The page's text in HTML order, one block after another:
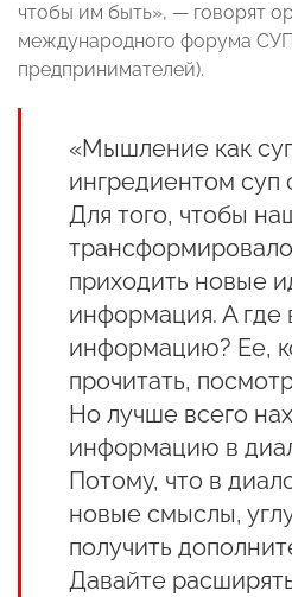
чтобы им быть», — говорят
международного форума
предпринимателей).
«Мышление как
ингредиентом суп
Для того, чтобы
приходить новые
информация. А где
информацию? Ее,
прочитать,
Но лучше всего
информацию в
Потому, что в
новые смыслы,
получить
Давайте